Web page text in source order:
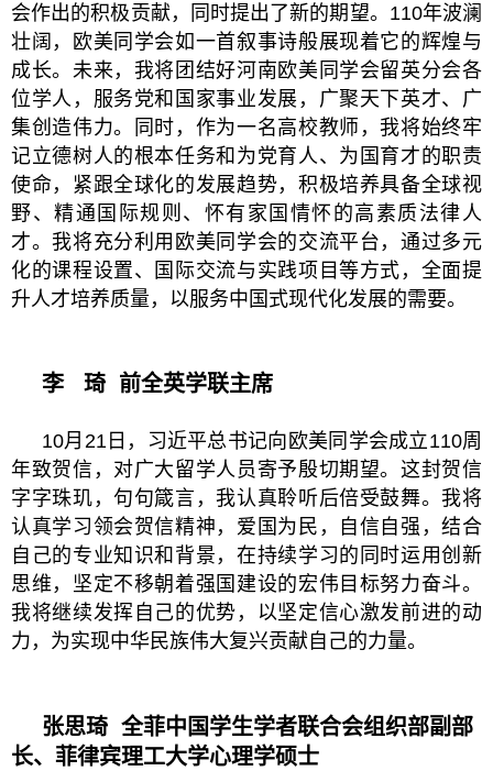
会作出的积极贡献，同时提出了新的期望。110年波澜
壮阔，欧美同学会如一首叙事诗般展现着它的辉煌与
成长。未来，我将团结好河南欧美同学会留英分会各
位学人，服务党和国家事业发展，广聚天下英才、广
集创造伟力。同时，作为一名高校教师，我将始终牢
记立德树人的根本任务和为党育人、为国育才的职责
使命，紧跟全球化的发展趋势，积极培养具备全球视
野、精通国际规则、怀有家国情怀的高素质法律人
才。我将充分利用欧美同学会的交流平台，通过多元
化的课程设置、国际交流与实践项目等方式，全面提
升人才培养质量，以服务中国式现代化发展的需要。
李 琦 前全英学联主席
10月21日，习近平总书记向欧美同学会成立110周
年致贺信，对广大留学人员寄予殷切期望。这封贺信
字字珠玑，句句箴言，我认真聆听后倍受鼓舞。我将
认真学习领会贺信精神，爱国为民，自信自强，结合
自己的专业知识和背景，在持续学习的同时运用创新
思维，坚定不移朝着强国建设的宏伟目标努力奋斗。
我将继续发挥自己的优势，以坚定信心激发前进的动
力，为实现中华民族伟大复兴贡献自己的力量。
张思琦 全菲中国学生学者联合会组织部副部
长、菲律宾理工大学心理学硕士